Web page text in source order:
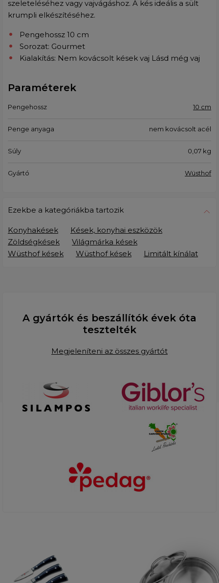
szeleteléséhez vagy vajvágáshoz. A kés ideális a sült
krumpli elkészítéséhez.
Pengehossz 10 cm
Sorozat: Gourmet
Kialakítás: Nem kovácsolt kések vaj Lásd még vaj
Paraméterek
Pengehossz 10 cm
Penge anyaga nem kovácsolt acél
Súly 0,07 kg
Gyártó Wüsthof
Ezekbe a kategóriákba tartozik
Konyhakések
Kések, konyhai eszközök
Zöldségkések
Világmárka kések
Wüsthof kések
Wüsthof kések Limitált kínálat
A gyártók és beszállítók évek óta
tesztelték
Megjeleníteni az összes gyártót